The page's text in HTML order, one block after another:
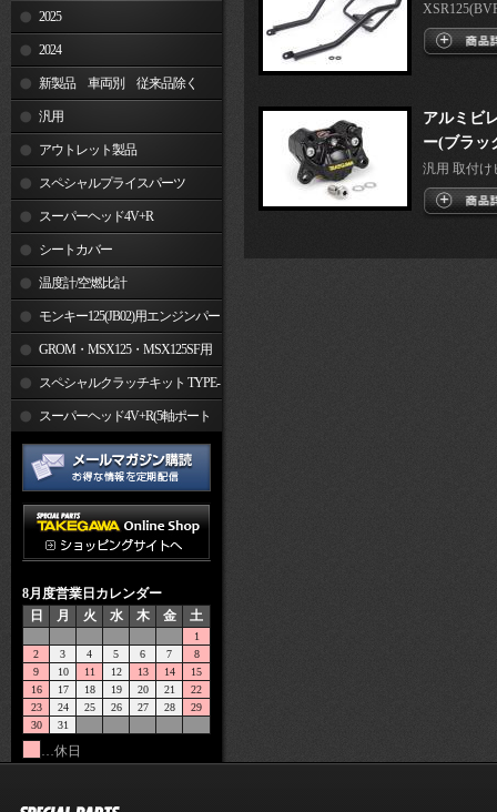
2025
2024
新製品 車両別 従来品除く
汎用
アウトレット製品
スペシャルプライスパーツ
スーパーヘッド4V+R
シートカバー
温度計/空燃比計
モンキー125(JB02)用エンジンパー
ツ GROM・MSX125・MSX125SF用
エンジンパーツ
スペシャルクラッチキット TYPE-
スーパーヘッド4V+R(5軸ポート
加工)
8月度営業日カレンダー
日
月 火 水 木 金 土
1
2
3 4 5 6 7
8
9
10 11 12 13 14
15
16
17 18 19 20 21
22
23
24 25 26 27 28
29
30
31
…休日
アルミビ
ー(ブラッ
汎用 取付け